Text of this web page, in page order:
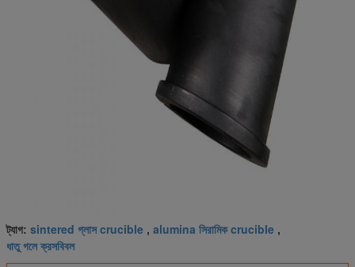
ট্যাগ: sintered গ্লাস crucible , alumina সিরামিক crucible ,
ধাতু গলে ক্রসবিবল